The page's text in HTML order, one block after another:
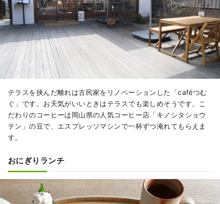
テラスを挟んだ離れは古民家をリノベーションした「caféつむ
ぐ」です。お天気がいいときはテラスでも楽しめそうです。こ
だわりのコーヒーは岡山県の人気コーヒー店「キノシタショウ
テン」の豆で、エスプレッソマシンで一杯ずつ淹れてもらえま
す。
おにぎりランチ